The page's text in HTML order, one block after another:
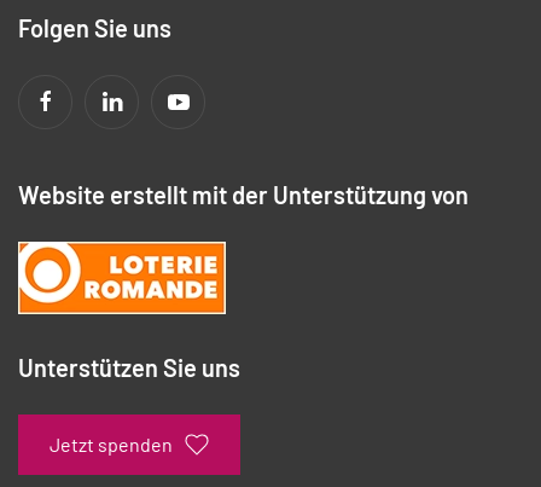
Folgen Sie uns
Website erstellt mit der Unterstützung von
Unterstützen Sie uns
Jetzt spenden